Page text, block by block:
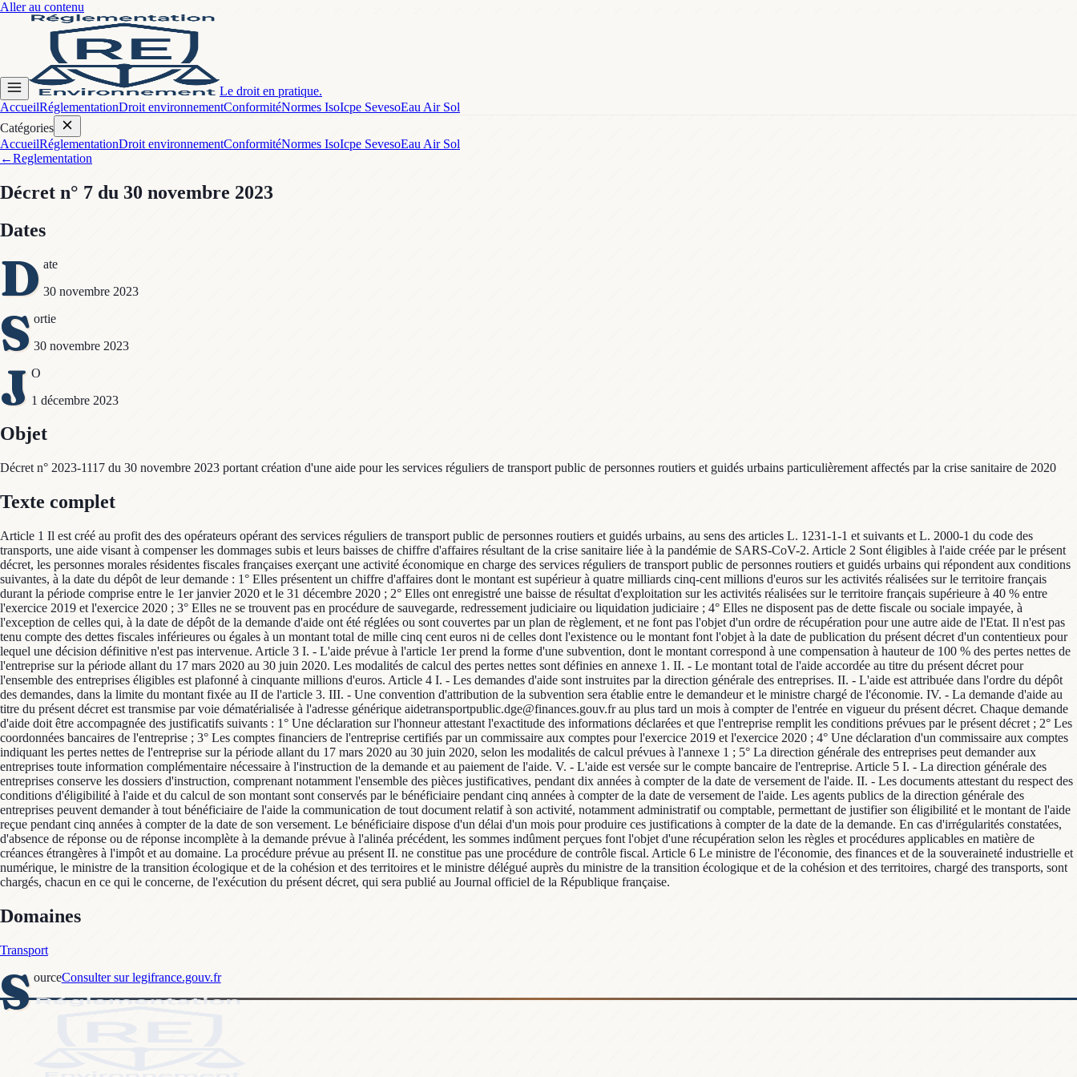
Aller au contenu
Le droit en pratique.
AccueilRéglementationDroit environnementConformitéNormes IsoIcpe SevesoEau Air Sol
Catégories
AccueilRéglementationDroit environnementConformitéNormes IsoIcpe SevesoEau Air Sol
←Reglementation
Décret n° 7 du 30 novembre 2023
Dates
D ate
30 novembre 2023
S ortie
30 novembre 2023
J O
1 décembre 2023
Objet
Décret n° 2023-1117 du 30 novembre 2023 portant création d'une aide pour les services réguliers de transport public de personnes routiers et guidés urbains particulièrement affectés par la crise sanitaire de 2020
Texte complet
Article 1 Il est créé au profit des des opérateurs opérant des services réguliers de transport public de personnes routiers et guidés urbains, au sens des articles L. 1231-1-1 et suivants et L. 2000-1 du code des
transports, une aide visant à compenser les dommages subis et leurs baisses de chiffre d'affaires résultant de la crise sanitaire liée à la pandémie de SARS-CoV-2. Article 2 Sont éligibles à l'aide créée par le présent
décret, les personnes morales résidentes fiscales françaises exerçant une activité économique en charge des services réguliers de transport public de personnes routiers et guidés urbains qui répondent aux conditions
suivantes, à la date du dépôt de leur demande : 1° Elles présentent un chiffre d'affaires dont le montant est supérieur à quatre milliards cinq-cent millions d'euros sur les activités réalisées sur le territoire français
durant la période comprise entre le 1er janvier 2020 et le 31 décembre 2020 ; 2° Elles ont enregistré une baisse de résultat d'exploitation sur les activités réalisées sur le territoire français supérieure à 40 % entre
l'exercice 2019 et l'exercice 2020 ; 3° Elles ne se trouvent pas en procédure de sauvegarde, redressement judiciaire ou liquidation judiciaire ; 4° Elles ne disposent pas de dette fiscale ou sociale impayée, à
l'exception de celles qui, à la date de dépôt de la demande d'aide ont été réglées ou sont couvertes par un plan de règlement, et ne font pas l'objet d'un ordre de récupération pour une autre aide de l'Etat. Il n'est pas
tenu compte des dettes fiscales inférieures ou égales à un montant total de mille cinq cent euros ni de celles dont l'existence ou le montant font l'objet à la date de publication du présent décret d'un contentieux pour
lequel une décision définitive n'est pas intervenue. Article 3 I. - L'aide prévue à l'article 1er prend la forme d'une subvention, dont le montant correspond à une compensation à hauteur de 100 % des pertes nettes de
l'entreprise sur la période allant du 17 mars 2020 au 30 juin 2020. Les modalités de calcul des pertes nettes sont définies en annexe 1. II. - Le montant total de l'aide accordée au titre du présent décret pour
l'ensemble des entreprises éligibles est plafonné à cinquante millions d'euros. Article 4 I. - Les demandes d'aide sont instruites par la direction générale des entreprises. II. - L'aide est attribuée dans l'ordre du dépôt
des demandes, dans la limite du montant fixée au II de l'article 3. III. - Une convention d'attribution de la subvention sera établie entre le demandeur et le ministre chargé de l'économie. IV. - La demande d'aide au
titre du présent décret est transmise par voie dématérialisée à l'adresse générique aidetransportpublic.dge@finances.gouv.fr au plus tard un mois à compter de l'entrée en vigueur du présent décret. Chaque demande
d'aide doit être accompagnée des justificatifs suivants : 1° Une déclaration sur l'honneur attestant l'exactitude des informations déclarées et que l'entreprise remplit les conditions prévues par le présent décret ; 2° Les
coordonnées bancaires de l'entreprise ; 3° Les comptes financiers de l'entreprise certifiés par un commissaire aux comptes pour l'exercice 2019 et l'exercice 2020 ; 4° Une déclaration d'un commissaire aux comptes
indiquant les pertes nettes de l'entreprise sur la période allant du 17 mars 2020 au 30 juin 2020, selon les modalités de calcul prévues à l'annexe 1 ; 5° La direction générale des entreprises peut demander aux
entreprises toute information complémentaire nécessaire à l'instruction de la demande et au paiement de l'aide. V. - L'aide est versée sur le compte bancaire de l'entreprise. Article 5 I. - La direction générale des
entreprises conserve les dossiers d'instruction, comprenant notamment l'ensemble des pièces justificatives, pendant dix années à compter de la date de versement de l'aide. II. - Les documents attestant du respect des
conditions d'éligibilité à l'aide et du calcul de son montant sont conservés par le bénéficiaire pendant cinq années à compter de la date de versement de l'aide. Les agents publics de la direction générale des
entreprises peuvent demander à tout bénéficiaire de l'aide la communication de tout document relatif à son activité, notamment administratif ou comptable, permettant de justifier son éligibilité et le montant de l'aide
reçue pendant cinq années à compter de la date de son versement. Le bénéficiaire dispose d'un délai d'un mois pour produire ces justifications à compter de la date de la demande. En cas d'irrégularités constatées,
d'absence de réponse ou de réponse incomplète à la demande prévue à l'alinéa précédent, les sommes indûment perçues font l'objet d'une récupération selon les règles et procédures applicables en matière de
créances étrangères à l'impôt et au domaine. La procédure prévue au présent II. ne constitue pas une procédure de contrôle fiscal. Article 6 Le ministre de l'économie, des finances et de la souveraineté industrielle et
numérique, le ministre de la transition écologique et de la cohésion et des territoires et le ministre délégué auprès du ministre de la transition écologique et de la cohésion et des territoires, chargé des transports, sont
chargés, chacun en ce qui le concerne, de l'exécution du présent décret, qui sera publié au Journal officiel de la République française.
Domaines
Transport
S ourceConsulter sur legifrance.gouv.fr